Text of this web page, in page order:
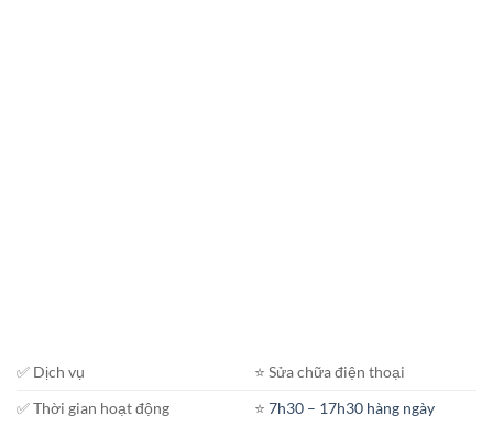
✅ Dịch vụ
⭐️ Sửa chữa điện thoại
✅ Thời gian hoạt động
⭐️7h30 – 17h30 hàng ngày